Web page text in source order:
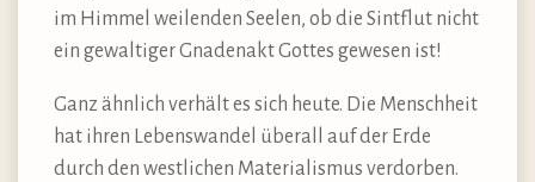
im Himmel weilenden Seelen, ob die Sintflut nicht
ein gewaltiger Gnadenakt Gottes gewesen ist!
Ganz ähnlich verhält es sich heute. Die Menschheit
hat ihren Lebenswandel überall auf der Erde
durch den westlichen Materialismus verdorben.